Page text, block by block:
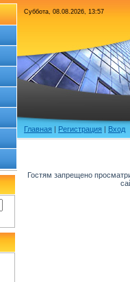
Суббота, 08.08.2026, 13:57
Главная | Регистрация | Вход
Гостям запрещено